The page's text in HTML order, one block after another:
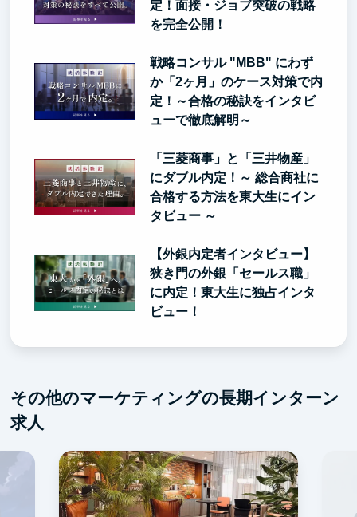
定！面接・ジョブ突破の戦略
を完全公開！
戦略コンサル "MBB" にわず
か「2ヶ月」のケース対策で内
定！～合格の秘訣をインタビ
ューで徹底解明～
「三菱商事」と「三井物産」
にダブル内定！～ 総合商社に
合格する方法を東大生にイン
タビュー ～
【外銀内定者インタビュー】
狭き門の外銀「セールス職」
に内定！東大生に独占インタ
ビュー！
その他のマーケティングの長期インターン
求人